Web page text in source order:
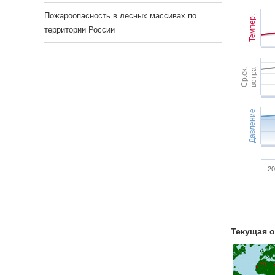
Темпер.
Ср.ск.ветра
Давление
Текущая
Пожароопасность в лесных массивах по
территории России